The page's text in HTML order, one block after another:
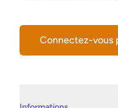
Connectez-vous